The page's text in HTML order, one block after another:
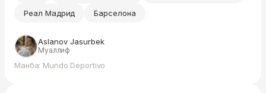
Реал Мадрид
Барселона
Aslanov Jasurbek
Муаллиф
Манба: Mundo Deportivo